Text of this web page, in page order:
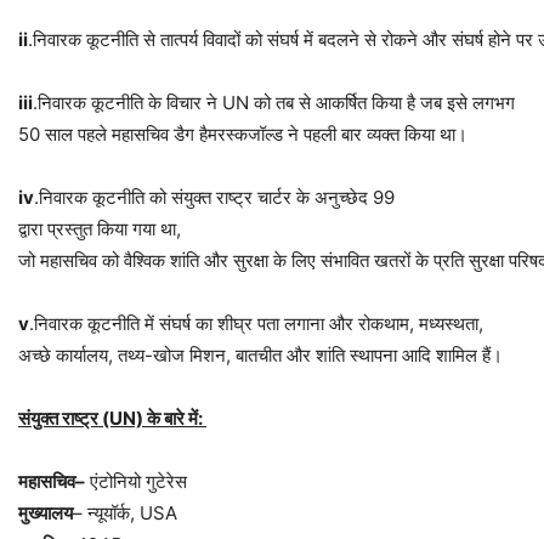
ii.निवारक कूटनीति से तात्पर्य विवादों को संघर्ष में बदलने से रोकने और संघर्ष होने
iii.निवारक कूटनीति के विचार ने UN को तब से आकर्षित किया है जब इसे लगभग
50 साल पहले महासचिव डैग हैमरस्कजॉल्ड ने पहली बार व्यक्त किया था।
iv.निवारक कूटनीति को संयुक्त राष्ट्र चार्टर के अनुच्छेद 99
द्वारा प्रस्तुत किया गया था,
जो महासचिव को वैश्विक शांति और सुरक्षा के लिए संभावित खतरों के प्रति सुरक्षा
v.निवारक कूटनीति में संघर्ष का शीघ्र पता लगाना और रोकथाम, मध्यस्थता,
अच्छे कार्यालय, तथ्य-खोज मिशन, बातचीत और शांति स्थापना आदि शामिल हैं।
संयुक्तराष्ट्र(UN)केबारेमें:
महासचिव–एंटोनियो गुटेरेस
मुख्यालय– न्यूयॉर्क, USA